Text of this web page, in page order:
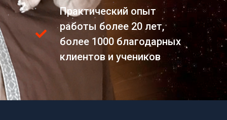
Практический опыт
работы более 20 лет,
более 1000 благодарных
клиентов и учеников